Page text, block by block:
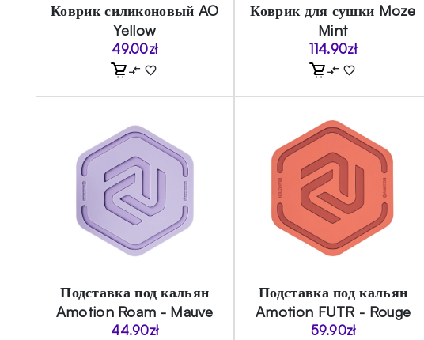
Коврик силиконовый AO
Yellow
49.00zł
Коврик для сушки Moze
Mint
114.90zł
Подставка под кальян
Amotion Roam - Mauve
44.90zł
Подставка под кальян
Amotion FUTR - Rouge
59.90zł